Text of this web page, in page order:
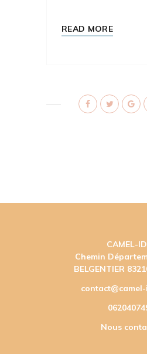
READ MORE
CAMEL-
Chemin
BELGENTIER
Nous